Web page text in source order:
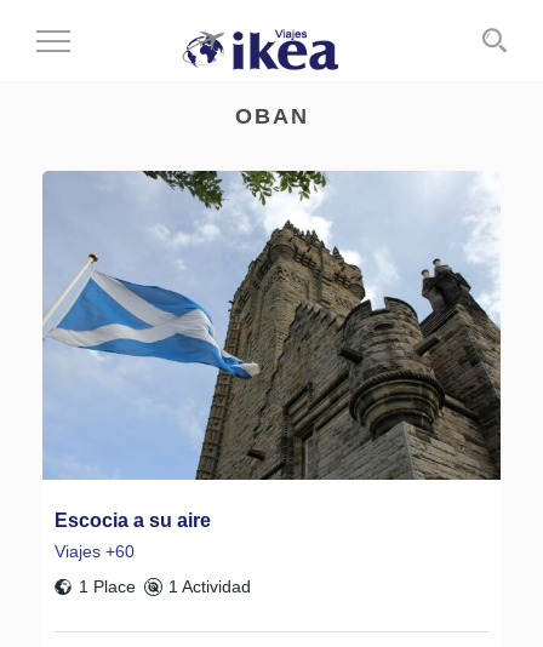
Cambiar
OBAN
Escocia a su aire
Viajes +60
1 Place
1 Actividad